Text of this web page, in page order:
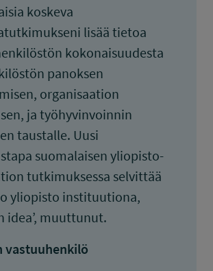
koskeva
lisää tietoa
kokonaisuudesta
panoksen
organisaation
ja työhyvinvoinnin
taustalle. Uusi
suomalaisen yliopisto-
tutkimuksessa selvittää
yliopisto instituutiona,
idea’, muuttunut.
vastuuhenkilö